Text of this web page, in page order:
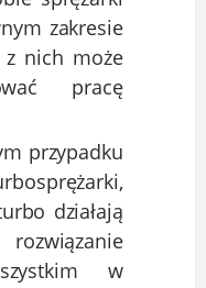
zakresie
z nich może
pracę
przypadku
działają
w